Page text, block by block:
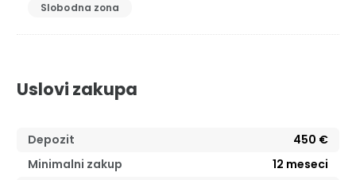
Slobodna zona
Uslovi zakupa
Depozit
450 €
Minimalni zakup
12 meseci